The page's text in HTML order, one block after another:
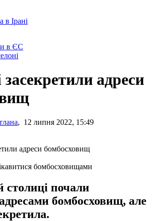
в Ірані
в ЄС
адреси
, 12 липня 2022, 15:49
бомбосховищами
столиці почали
бомбосховищ, але